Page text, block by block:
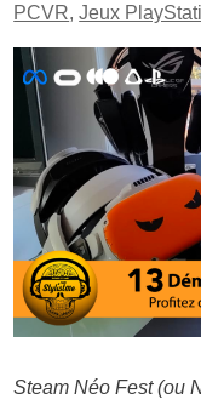
PCVR,Jeux
Steam Néo Fest (ou